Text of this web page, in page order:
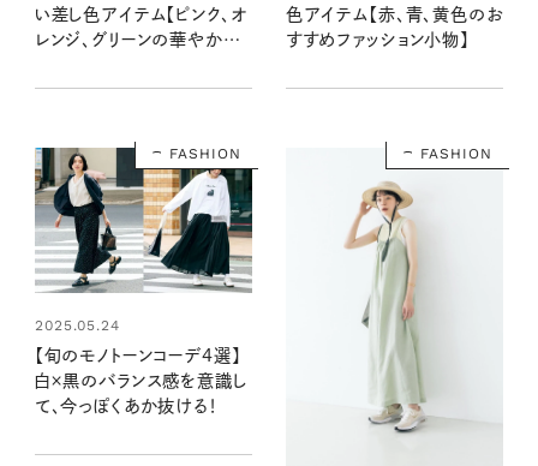
い差し色アイテム【ピンク、オ
レンジ、グリーンの華やか小
色アイテム【赤、青、黄色のお
すすめファッション小物】
FASHION
2025.05.24
【旬のモノトーンコーデ4選】
白×黒のバランス感を意識し
て、今っぽくあか抜ける！
FASHION